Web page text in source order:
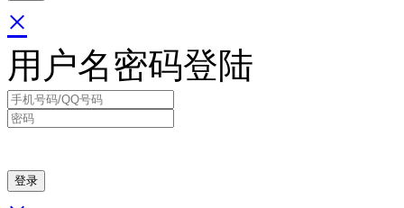
×
用户名密码登陆